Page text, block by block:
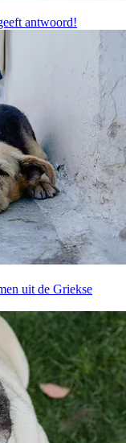
antwoord!
uit de Griekse